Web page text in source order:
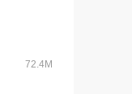
72.4M